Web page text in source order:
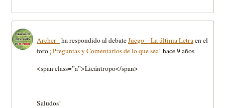
Archer_ ha respondido al debateJuego – La última Letraen el
foro ¡Preguntas y Comentarios de lo que sea! hace 9 años
<span class=”a”>Licántropo</span>
Saludos!